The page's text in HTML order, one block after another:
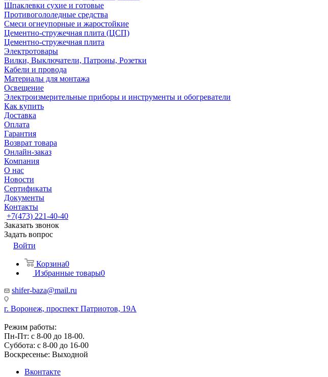
Шпаклевки сухие и готовые
Противогололедные средства
Смеси огнеупорные и жаростойкие
Цементно-стружечная плита (ЦСП)
Цементно-стружечная плита
Электротовары
Вилки, Выключатели, Патроны, Розетки
Кабели и провода
Материалы для монтажа
Освещение
Электроизмерительные приборы и инструменты и обогреватели
Как купить
Доставка
Оплата
Гарантия
Возврат товара
Онлайн-заказ
Компания
О нас
Новости
Сертификаты
Документы
Контакты
+7(473) 221-40-40
Заказать звонок
Задать вопрос
Войти
Корзина0
Избранные товары0
shifer-baza@mail.ru
г. Воронеж, проспект Патриотов, 19А
Режим работы:
Пн-Пт: с 8-00 до 18-00.
Суббота: с 8-00 до 16-00
Воскресенье: Выходной
Вконтакте